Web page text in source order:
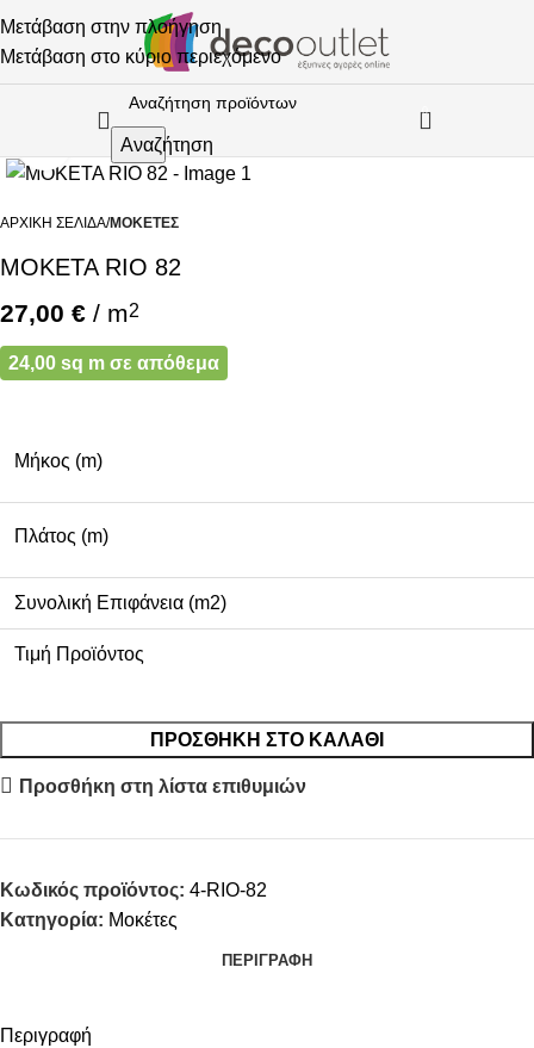
Μετάβαση στην πλοήγηση
Μετάβαση στο κύριο περιεχόμενο
Αναζήτηση
0
Κάντε κλικ για μεγέθυνση
ΑΡΧΙΚΉ ΣΕΛΊΔΑ ΜΟΚΈΤΕΣ
ΜΟΚΕΤΑ RIO 82
27,00 € / m2
24,00 sq m σε απόθεμα
Μήκος (m)
Πλάτος (m)
Συνολική Επιφάνεια (m2)
Τιμή Προϊόντος
ΠΡΟΣΘΉΚΗ ΣΤΟ ΚΑΛΆΘΙ
Προσθήκη στη λίστα επιθυμιών
Κωδικός προϊόντος: 4-RIO-82
Κατηγορία: Μοκέτες
ΠΕΡΙΓΡΑΦΉ
Περιγραφή